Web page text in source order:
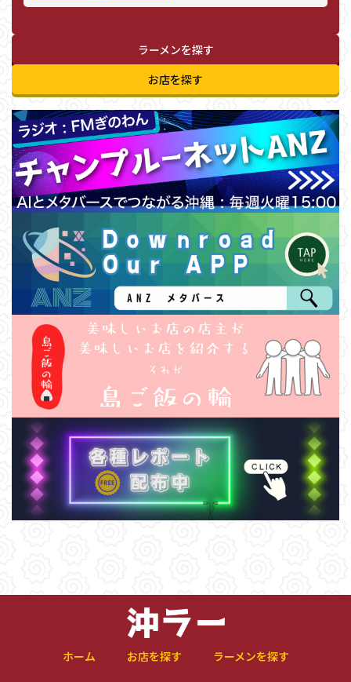
ラーメンを探す
お店を探す
ホーム お店を探す ラーメンを探す